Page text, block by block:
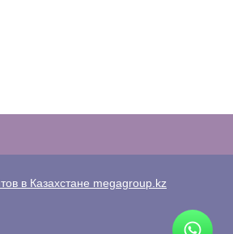
в Казахстане megagroup.kz